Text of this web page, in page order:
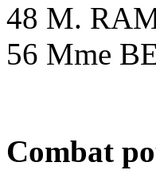
48 M.
56 Mme
Combat